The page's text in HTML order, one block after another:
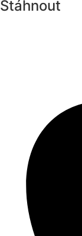
Stáhnout